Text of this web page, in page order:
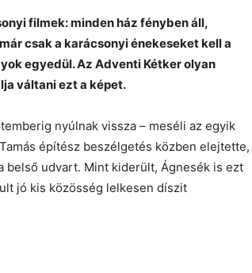
filmek: minden ház fényben áll,
csak a karácsonyi énekeseket kell a
egyedül. Az Adventi Kétker olyan
váltani ezt a képet.
nyúlnak vissza – meséli az egyik
építész beszélgetés közben elejtette,
belső udvart. Mint kiderült, Ágnesék is ezt
jó kis közösség lelkesen díszit